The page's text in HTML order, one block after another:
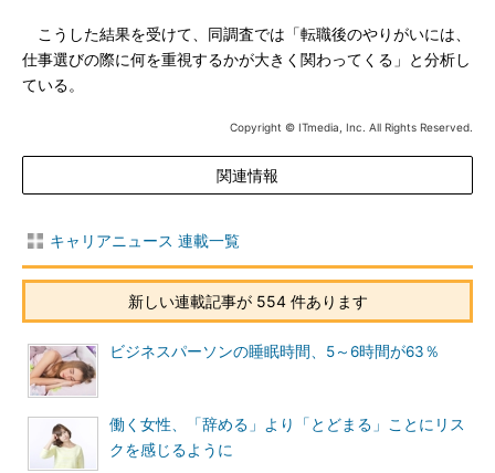
こうした結果を受けて、同調査では「転職後のやりがいには、
仕事選びの際に何を重視するかが大きく関わってくる」と分析し
ている。
Copyright © ITmedia, Inc. All Rights Reserved.
関連情報
キャリアニュース 連載一覧
新しい連載記事が 554 件あります
ビジネスパーソンの睡眠時間、5～6時間が63％
働く女性、「辞める」より「とどまる」ことにリス
クを感じるように